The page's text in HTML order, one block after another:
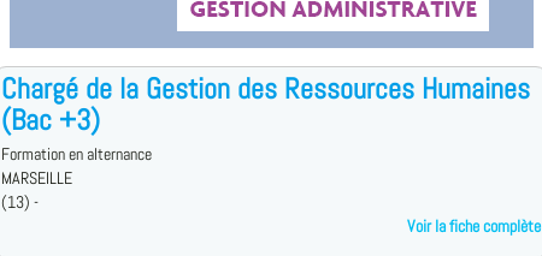
Chargé de la Gestion des Ressources Humaines
(Bac +3)
Formation en alternance
MARSEILLE
(13) -
Voir la fiche complète